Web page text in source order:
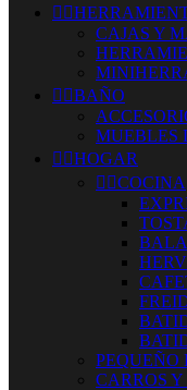
 
CAJAS Y
 BAÑO
MUEBLES
 HOGAR
 COCINA
PEQUEÑO
CARROS